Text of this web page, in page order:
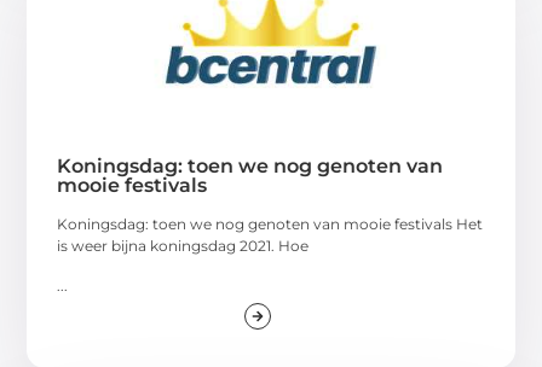
Koningsdag: toen we nog genoten van
mooie festivals
Koningsdag: toen we nog genoten van mooie festivals Het
is weer bijna koningsdag 2021. Hoe